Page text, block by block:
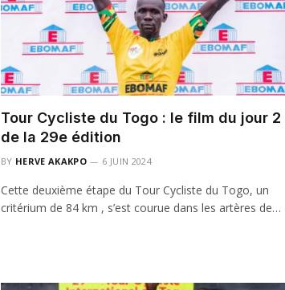
Tour Cycliste du Togo : le film du jour 2
de la 29e édition
BY HERVE AKAKPO 6 JUIN 2024
Cette deuxième étape du Tour Cycliste du Togo, un
critérium de 84 km , s’est courue dans les artères de…